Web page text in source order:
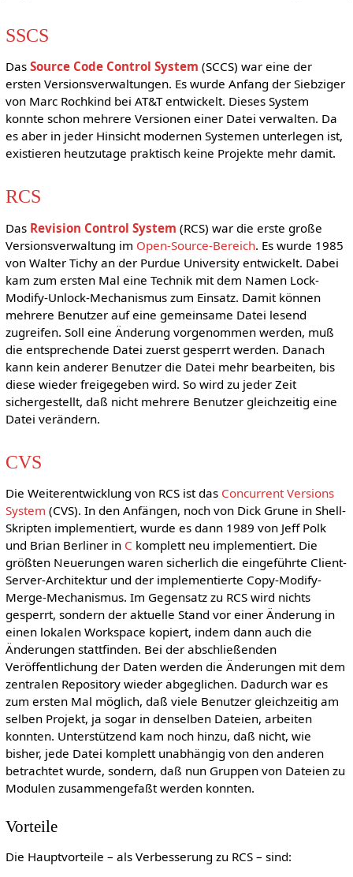
SSCS
Das Source Code Control System (SCCS) war eine der
ersten Versionsverwaltungen. Es wurde Anfang der Siebziger
von Marc Rochkind bei AT&T entwickelt. Dieses System
konnte schon mehrere Versionen einer Datei verwalten. Da
es aber in jeder Hinsicht modernen Systemen unterlegen ist,
existieren heutzutage praktisch keine Projekte mehr damit.
RCS
Das Revision Control System (RCS) war die erste große
Versionsverwaltung im Open-Source-Bereich. Es wurde 1985
von Walter Tichy an der Purdue University entwickelt. Dabei
kam zum ersten Mal eine Technik mit dem Namen Lock-
Modify-Unlock-Mechanismus zum Einsatz. Damit können
mehrere Benutzer auf eine gemeinsame Datei lesend
zugreifen. Soll eine Änderung vorgenommen werden, muß
die entsprechende Datei zuerst gesperrt werden. Danach
kann kein anderer Benutzer die Datei mehr bearbeiten, bis
diese wieder freigegeben wird. So wird zu jeder Zeit
sichergestellt, daß nicht mehrere Benutzer gleichzeitig eine
Datei verändern.
CVS
Die Weiterentwicklung von RCS ist das Concurrent Versions
System (CVS). In den Anfängen, noch von Dick Grune in Shell-
Skripten implementiert, wurde es dann 1989 von Jeff Polk
und Brian Berliner in C komplett neu implementiert. Die
größten Neuerungen waren sicherlich die eingeführte Client-
Server-Architektur und der implementierte Copy-Modify-
Merge-Mechanismus. Im Gegensatz zu RCS wird nichts
gesperrt, sondern der aktuelle Stand vor einer Änderung in
einen lokalen Workspace kopiert, indem dann auch die
Änderungen stattfinden. Bei der abschließenden
Veröffentlichung der Daten werden die Änderungen mit dem
zentralen Repository wieder abgeglichen. Dadurch war es
zum ersten Mal möglich, daß viele Benutzer gleichzeitig am
selben Projekt, ja sogar in denselben Dateien, arbeiten
konnten. Unterstützend kam noch hinzu, daß nicht, wie
bisher, jede Datei komplett unabhängig von den anderen
betrachtet wurde, sondern, daß nun Gruppen von Dateien zu
Modulen zusammengefaßt werden konnten.
Vorteile
Die Hauptvorteile – als Verbesserung zu RCS – sind: